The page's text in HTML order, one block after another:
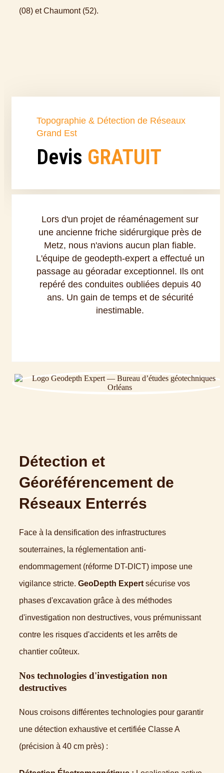
(08) et Chaumont (52).
Topographie & Détection de Réseaux
Grand Est
Devis GRATUIT
Lors d'un projet de réaménagement sur
une ancienne friche sidérurgique près de
Metz, nous n'avions aucun plan fiable.
L'équipe de geodepth-expert a effectué un
passage au géoradar exceptionnel. Ils ont
repéré des conduites oubliées depuis 40
ans. Un gain de temps et de sécurité
inestimable.
Détection et
Géoréférencement de
Réseaux Enterrés
Face à la densification des infrastructures
souterraines, la réglementation anti-
endommagement (réforme DT-DICT) impose une
vigilance stricte. GeoDepth Expert sécurise vos
phases d'excavation grâce à des méthodes
d'investigation non destructives, vous prémunissant
contre les risques d'accidents et les arrêts de
chantier coûteux.
Nos technologies d'investigation non
destructives
Nous croisons différentes technologies pour garantir
une détection exhaustive et certifiée Classe A
(précision à 40 cm près) :